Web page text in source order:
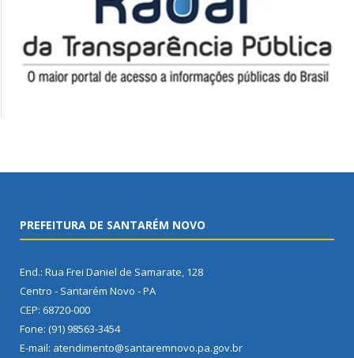
PREFEITURA DE SANTARÉM NOVO
End.: Rua Frei Daniel de Samarate, 128
Centro - Santarém Novo - PA
CEP: 68720-000
Fone: (91) 98563-3454
E-mail: atendimento@santaremnovo.pa.gov.br